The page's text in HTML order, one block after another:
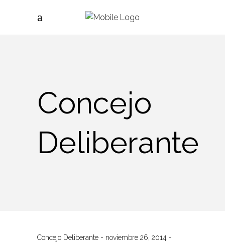
Concejo
Deliberante
Concejo Deliberante
noviembre 26, 2014